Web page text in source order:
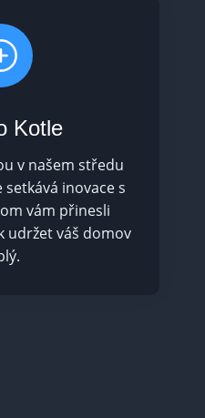
Kotle
v našem středu
inovace s
vám přinesli
udržet váš domov